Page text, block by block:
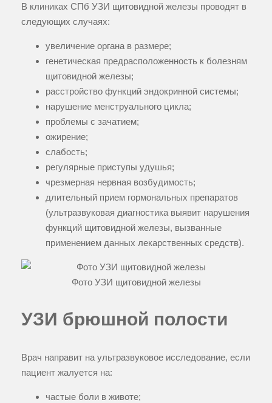
В клиниках СПб УЗИ щитовидной железы проводят в
следующих случаях:
увеличение органа в размере;
генетическая предрасположенность к болезням
щитовидной железы;
расстройство функций эндокринной системы;
нарушение менструального цикла;
проблемы с зачатием;
ожирение;
слабость;
регулярные приступы удушья;
чрезмерная нервная возбудимость;
длительный прием гормональных препаратов
(ультразвуковая диагностика выявит нарушения
функций щитовидной железы, вызванные
применением данных лекарственных средств).
Фото УЗИ щитовидной железы
УЗИ брюшной полости
Врач направит на ультразвуковое исследование, если
пациент жалуется на:
частые боли в животе;